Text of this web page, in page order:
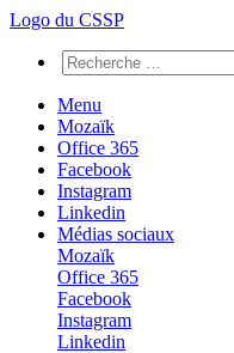
Logo du CSSP
Menu
Mozaïk
Office 365
Facebook
Instagram
Linkedin
Médias sociaux
Mozaïk
Office 365
Facebook
Instagram
Linkedin